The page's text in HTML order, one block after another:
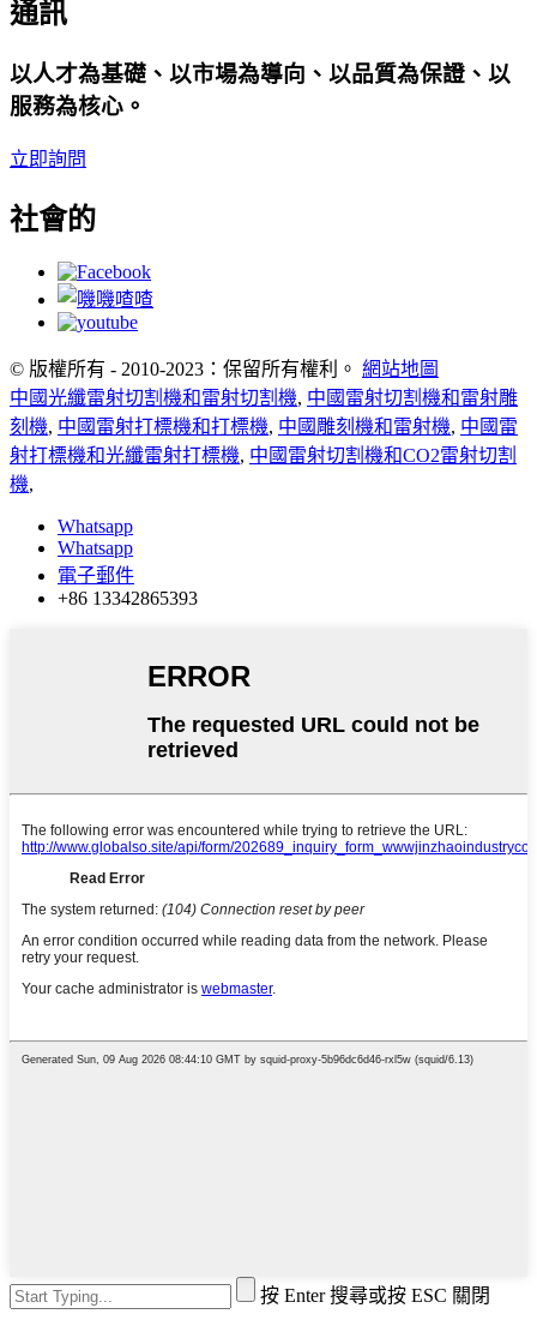
通訊
以人才為基礎、以市場為導向、以品質為保證、以
服務為核心。
立即詢問
社會的
© 版權所有 - 2010-2023：保留所有權利。 網站地圖
中國光纖雷射切割機和雷射切割機, 中國雷射切割機和雷射雕
刻機, 中國雷射打標機和打標機, 中國雕刻機和雷射機, 中國雷
射打標機和光纖雷射打標機, 中國雷射切割機和CO2雷射切割
機,
Whatsapp
Whatsapp
電子郵件
+86 13342865393
按 Enter 搜尋或按 ESC 關閉